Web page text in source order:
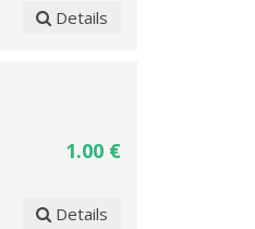
Details
1.00 €
Details